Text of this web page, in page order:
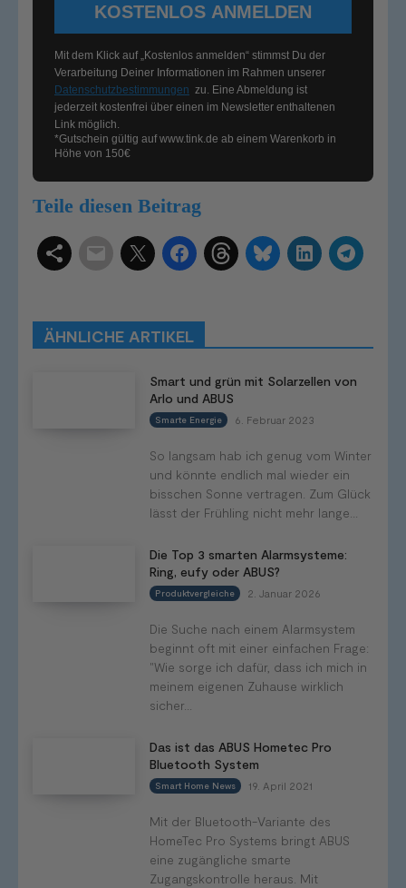
KOSTENLOS ANMELDEN
Mit dem Klick auf „Kostenlos anmelden“ stimmst Du der
Verarbeitung Deiner Informationen im Rahmen unserer
Datenschutzbestimmungen zu. Eine Abmeldung ist
jederzeit kostenfrei über einen im Newsletter enthaltenen
Link möglich.
*Gutschein gültig aufwww.tink.de ab einem Warenkorb in
Höhe von 150€
Teile diesen Beitrag
ÄHNLICHE ARTIKEL
Smart und grün mit Solarzellen von
Arlo und ABUS
Smarte Energie 6. Februar 2023
So langsam hab ich genug vom Winter
und könnte endlich mal wieder ein
bisschen Sonne vertragen. Zum Glück
lässt der Frühling nicht mehr lange...
Die Top 3 smarten Alarmsysteme:
Ring, eufy oder ABUS?
Produktvergleiche 2. Januar 2026
Die Suche nach einem Alarmsystem
beginnt oft mit einer einfachen Frage:
"Wie sorge ich dafür, dass ich mich in
meinem eigenen Zuhause wirklich
sicher...
Das ist das ABUS Hometec Pro
Bluetooth System
Smart Home News 19. April 2021
Mit der Bluetooth-Variante des
HomeTec Pro Systems bringt ABUS
eine zugängliche smarte
Zugangskontrolle heraus. Mit